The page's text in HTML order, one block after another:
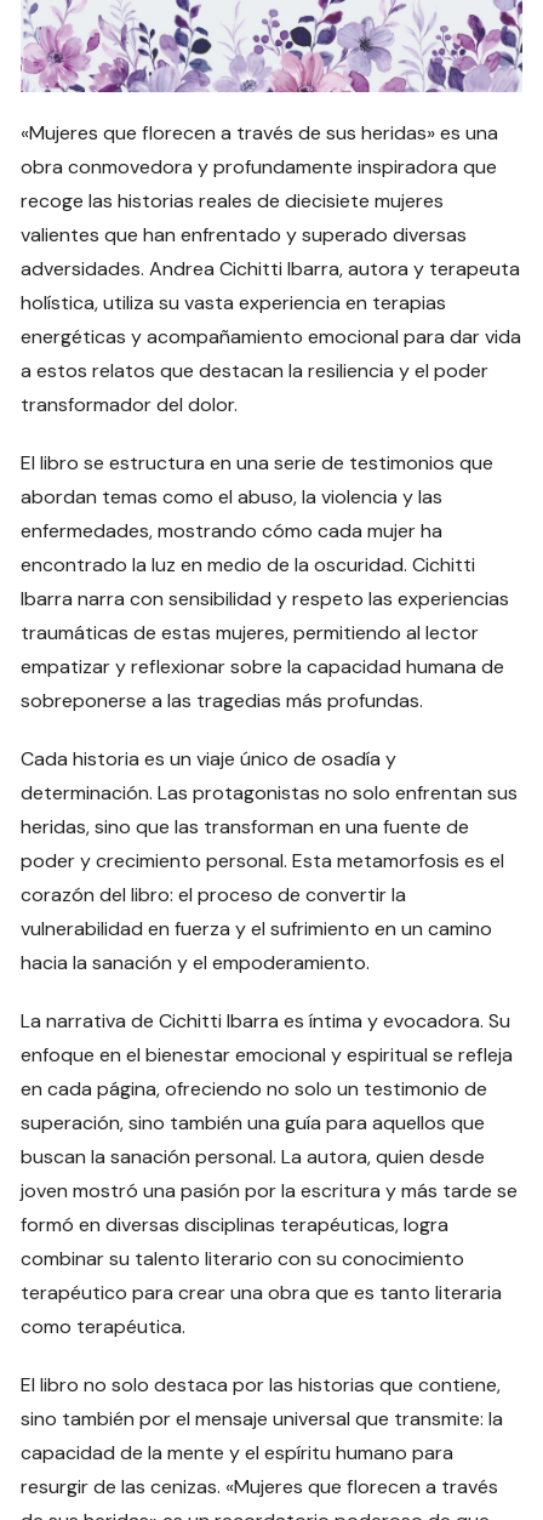
«Mujeres que florecen a través de sus heridas» es una
obra conmovedora y profundamente inspiradora que
recoge las historias reales de diecisiete mujeres
valientes que han enfrentado y superado diversas
adversidades. Andrea Cichitti Ibarra, autora y terapeuta
holística, utiliza su vasta experiencia en terapias
energéticas y acompañamiento emocional para dar vida
a estos relatos que destacan la resiliencia y el poder
transformador del dolor.
El libro se estructura en una serie de testimonios que
abordan temas como el abuso, la violencia y las
enfermedades, mostrando cómo cada mujer ha
encontrado la luz en medio de la oscuridad. Cichitti
Ibarra narra con sensibilidad y respeto las experiencias
traumáticas de estas mujeres, permitiendo al lector
empatizar y reflexionar sobre la capacidad humana de
sobreponerse a las tragedias más profundas.
Cada historia es un viaje único de osadía y
determinación. Las protagonistas no solo enfrentan sus
heridas, sino que las transforman en una fuente de
poder y crecimiento personal. Esta metamorfosis es el
corazón del libro: el proceso de convertir la
vulnerabilidad en fuerza y el sufrimiento en un camino
hacia la sanación y el empoderamiento.
La narrativa de Cichitti Ibarra es íntima y evocadora. Su
enfoque en el bienestar emocional y espiritual se refleja
en cada página, ofreciendo no solo un testimonio de
superación, sino también una guía para aquellos que
buscan la sanación personal. La autora, quien desde
joven mostró una pasión por la escritura y más tarde se
formó en diversas disciplinas terapéuticas, logra
combinar su talento literario con su conocimiento
terapéutico para crear una obra que es tanto literaria
como terapéutica.
El libro no solo destaca por las historias que contiene,
sino también por el mensaje universal que transmite: la
capacidad de la mente y el espíritu humano para
resurgir de las cenizas. «Mujeres que florecen a través